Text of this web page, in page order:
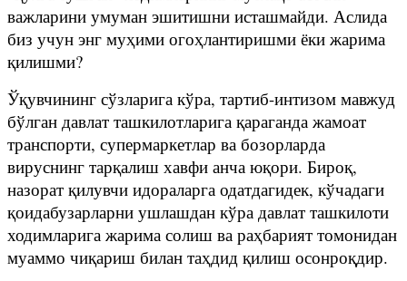
важларини умуман эшитишни исташмайди. Аслида
биз учун энг муҳими огоҳлантиришми ёки жарима
қилишми?
Ўқувчининг сўзларига кўра, тартиб-интизом мавжуд
бўлган давлат ташкилотларига қараганда жамоат
транспорти, супермаркетлар ва бозорларда
вируснинг тарқалиш хавфи анча юқори. Бироқ,
назорат қилувчи идораларга одатдагидек, кўчадаги
қоидабузарларни ушлашдан кўра давлат ташкилоти
ходимларига жарима солиш ва раҳбарият томонидан
муаммо чиқариш билан таҳдид қилиш осонроқдир.